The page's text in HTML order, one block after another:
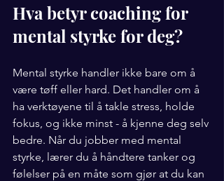
Hva betyr coaching for
mental styrke for deg?
Mental styrke handler ikke bare om å
være tøff eller hard. Det handler om å
ha verktøyene til å takle stress, holde
fokus, og ikke minst - å kjenne deg selv
bedre. Når du jobber med mental
styrke, lærer du å håndtere tanker og
følelser på en måte som gjør at du kan